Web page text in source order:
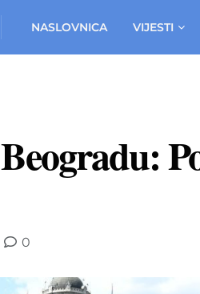
NASLOVNICA VIJESTI
0